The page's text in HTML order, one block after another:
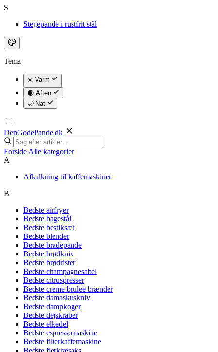
S
Stegepande i rustfrit stål
Tema
☀️ Varm
🌒 Aften
🌙 Nat
DenGodePande.dk
Forside Alle kategorier
A
Afkalkning til kaffemaskiner
B
Bedste airfryer
Bedste bagestål
Bedste bestiksæt
Bedste blender
Bedste bradepande
Bedste brødkniv
Bedste brødrister
Bedste champagnesabel
Bedste citruspresser
Bedste creme brulee brænder
Bedste damaskuskniv
Bedste dampkoger
Bedste dejskraber
Bedste elkedel
Bedste espressomaskine
Bedste filterkaffemaskine
Bedste fjerkræsaks